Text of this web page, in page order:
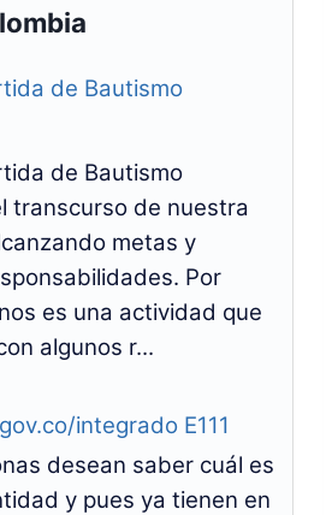
de Bautismo
de Bautismo
transcurso de nuestra
metas y
Por
es una actividad que
algunos r...
integrado E111
desean saber cuál es
y pues ya tienen en